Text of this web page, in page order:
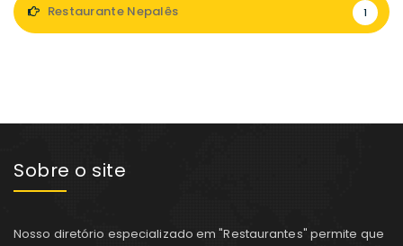
Restaurante Nepalês 1
Sobre o site
Nosso diretório especializado em "Restaurantes" permite que